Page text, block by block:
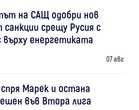
на САЩ одобри нов
санкции срещу Русия с
върху енергетиката
07 авг
Марек и остана
във Втора лига